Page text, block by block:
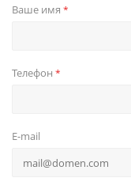
Ваше имя *
Телефон *
E-mail